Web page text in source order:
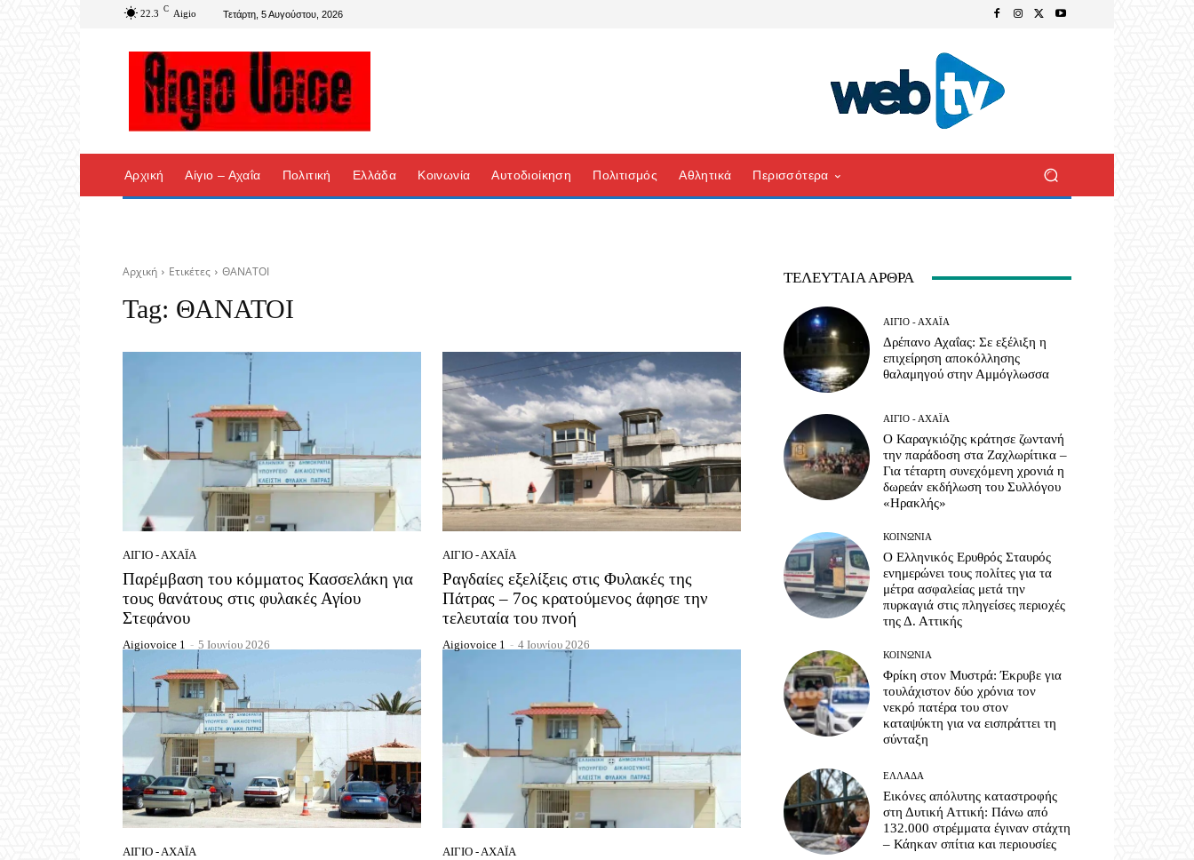
22.3 C Aigio Τετάρτη, 5 Αυγούστου, 2026
Αρχική Αίγιο – Αχαΐα Πολιτική Ελλάδα Κοινωνία Αυτοδιοίκηση Πολιτισμός Αθλητικά Περισσότερα
Αρχική Ετικέτες ΘΑΝΑΤΟΙ
Tag: ΘΑΝΑΤΟΙ
ΑΊΓΙΟ - ΑΧΑΪ́Α
Παρέμβαση του κόμματος Κασσελάκη για
τους θανάτους στις φυλακές Αγίου
Στεφάνου
Aigiovoice 1 - 5 Ιουνίου 2026
ΑΊΓΙΟ - ΑΧΑΪ́Α
Ραγδαίες εξελίξεις στις Φυλακές της
Πάτρας – 7ος κρατούμενος άφησε την
τελευταία του πνοή
Aigiovoice 1 - 4 Ιουνίου 2026
ΑΊΓΙΟ - ΑΧΑΪ́Α ΑΊΓΙΟ - ΑΧΑΪ́Α
ΤΕΛΕΥΤΑΊΑ ΆΡΘΡΑ
ΑΊΓΙΟ - ΑΧΑΪ́Α
Δρέπανο Αχαΐας: Σε εξέλιξη η
επιχείρηση αποκόλλησης
θαλαμηγού στην Αμμόγλωσσα
ΑΊΓΙΟ - ΑΧΑΪ́Α
Ο Καραγκιόζης κράτησε ζωντανή
την παράδοση στα Ζαχλωρίτικα –
Για τέταρτη συνεχόμενη χρονιά η
δωρεάν εκδήλωση του Συλλόγου
«Ηρακλής»
ΚΟΙΝΩΝΊΑ
Ο Ελληνικός Ερυθρός Σταυρός
ενημερώνει τους πολίτες για τα
μέτρα ασφαλείας μετά την
πυρκαγιά στις πληγείσες περιοχές
της Δ. Αττικής
ΚΟΙΝΩΝΊΑ
Φρίκη στον Μυστρά: Έκρυβε για
τουλάχιστον δύο χρόνια τον
νεκρό πατέρα του στον
καταψύκτη για να εισπράττει τη
σύνταξη
ΕΛΛΆΔΑ
Εικόνες απόλυτης καταστροφής
στη Δυτική Αττική: Πάνω από
132.000 στρέμματα έγιναν στάχτη
– Κάηκαν σπίτια και περιουσίες